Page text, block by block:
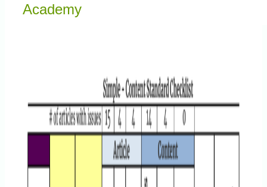
Knowledge Centered Service
Shop
Academy